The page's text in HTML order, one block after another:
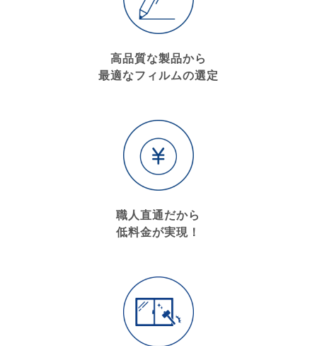
高品質な製品から
最適なフィルムの選定
職人直通だから
低料金が実現！